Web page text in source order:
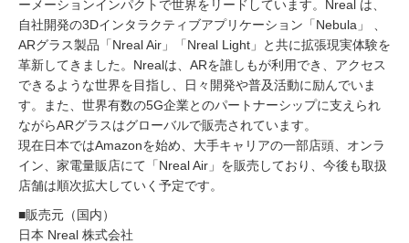
ーメーションインパクトで世界をリードしています。Nreal は、
自社開発の3Dインタラクティブアプリケーション「Nebula」 、
ARグラス製品「Nreal Air」「Nreal Light」と共に拡張現実体験を
革新してきました。Nrealは、ARを誰しもが利用でき、アクセス
できるような世界を目指し、日々開発や普及活動に励んでいま
す。また、世界有数の5G企業とのパートナーシップに支えられ
ながらARグラスはグローバルで販売されています。
現在日本ではAmazonを始め、大手キャリアの一部店頭、オンラ
イン、家電量販店にて「Nreal Air」を販売しており、今後も取扱
店舗は順次拡大していく予定です。
■販売元（国内）
日本 Nreal 株式会社